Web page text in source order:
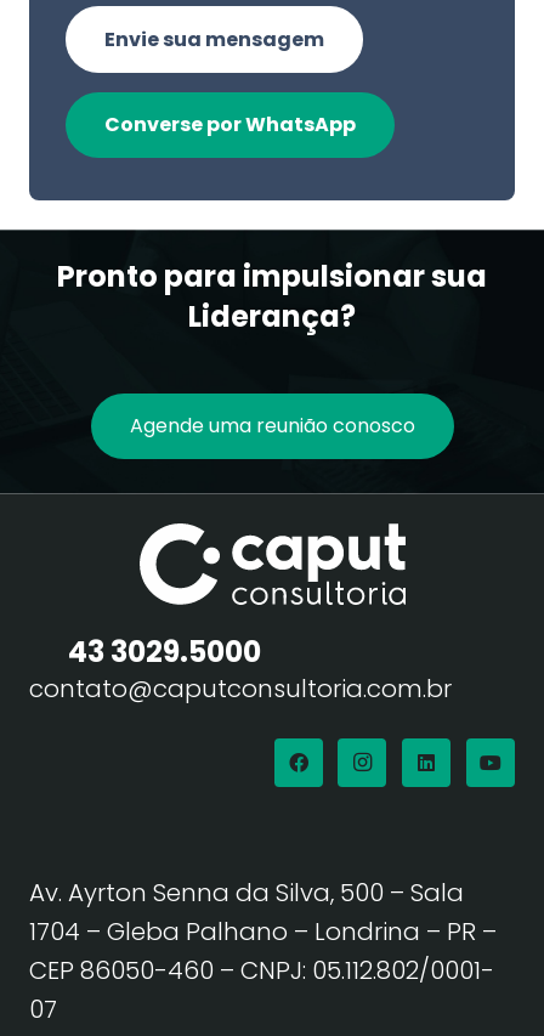
Envie sua mensagem
Converse por WhatsApp
Pronto para impulsionar sua
Liderança?
Agende uma reunião conosco
43 3029.5000
contato@caputconsultoria.com.br
Av. Ayrton Senna da Silva, 500 – Sala
1704 – Gleba Palhano – Londrina – PR –
CEP 86050-460 – CNPJ: 05.112.802/0001-
07